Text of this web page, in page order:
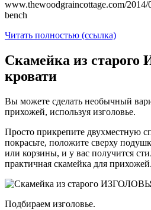
www.thewoodgraincottage.com/
bench
Читать полностью (ссылка)
Скамейка из
кровати
Вы можете сделать необычный
прихожей, используя изголовье.
Просто прикрепите двухместную
покрасьте, положите сверху
или корзины, и у вас получится
практичная скамейка для прихожей.
Подбираем изголовье.